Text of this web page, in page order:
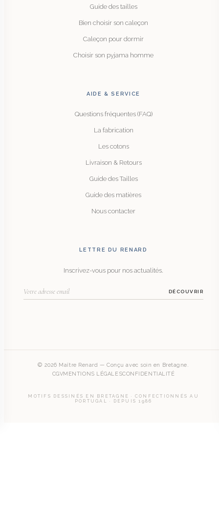
Guide des tailles
Bien choisir son caleçon
Caleçon pour dormir
Choisir son pyjama homme
AIDE & SERVICE
Questions fréquentes (FAQ)
La fabrication
Les cotons
Livraison & Retours
Guide des Tailles
Guide des matières
Nous contacter
LETTRE DU RENARD
Inscrivez-vous pour nos actualités.
DÉCOUVRIR
© 2026 Maître Renard — Conçu avec soin en Bretagne.
CGVMENTIONS LÉGALESCONFIDENTIALITÉ
MOTIFS DESSINÉS EN BRETAGNE · CONFECTIONNÉS AU
PORTUGAL · DEPUIS 1986